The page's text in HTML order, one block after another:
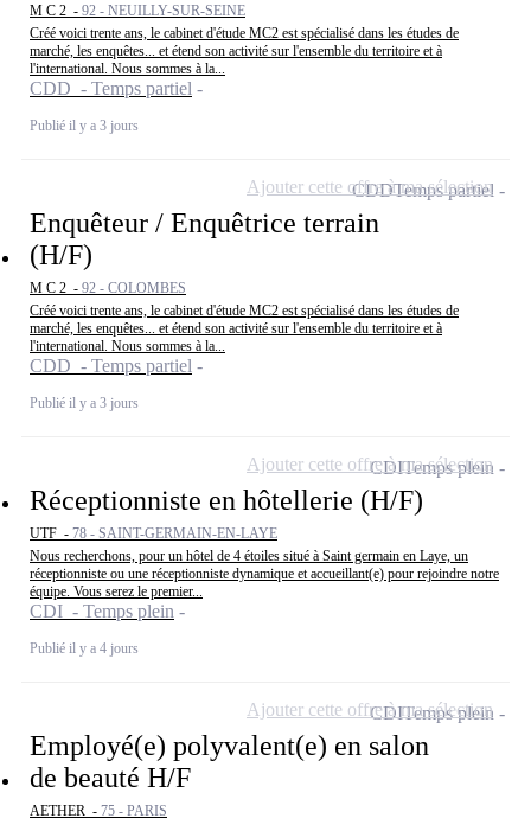
M C 2 - 92 - NEUILLY-SUR-SEINE
Créé voici trente ans, le cabinet d'étude MC2 est spécialisé dans les études de
marché, les enquêtes... et étend son activité sur l'ensemble du territoire et à
l'international. Nous sommes à la...
CDD - Temps partiel
Publié il y a 3 jours
Enquêteur / Enquêtrice terrain
(H/F)
M C 2 - 92 - COLOMBES
Créé voici trente ans, le cabinet d'étude MC2 est spécialisé dans les études de
marché, les enquêtes... et étend son activité sur l'ensemble du territoire et à
l'international. Nous sommes à la...
CDD - Temps partiel
Publié il y a 3 jours
CDDTemps partiel
Ajouter cette offre à ma sélection
Réceptionniste en hôtellerie (H/F)
UTF - 78 - SAINT-GERMAIN-EN-LAYE
Nous recherchons, pour un hôtel de 4 étoiles situé à Saint germain en Laye, un
réceptionniste ou une réceptionniste dynamique et accueillant(e) pour rejoindre notre
équipe. Vous serez le premier...
CDI - Temps plein
Publié il y a 4 jours
CDITemps plein
Ajouter cette offre à ma sélection
Employé(e) polyvalent(e) en salon
de beauté H/F
AETHER - 75 - PARIS
CDITemps plein
Ajouter cette offre à ma sélection